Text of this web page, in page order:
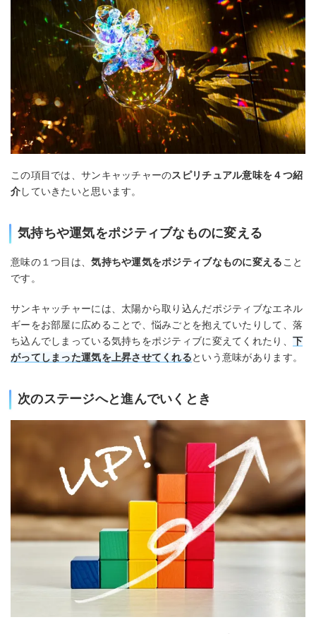
この項目では、サンキャッチャーのスピリチュアル意味を４つ紹
介していきたいと思います。
気持ちや運気をポジティブなものに変える
意味の１つ目は、気持ちや運気をポジティブなものに変えること
です。
サンキャッチャーには、太陽から取り込んだポジティブなエネル
ギーをお部屋に広めることで、悩みごとを抱えていたりして、落
ち込んでしまっている気持ちをポジティブに変えてくれたり、 下
がってしまった運気を上昇させてくれるという意味があります。
次のステージへと進んでいくとき